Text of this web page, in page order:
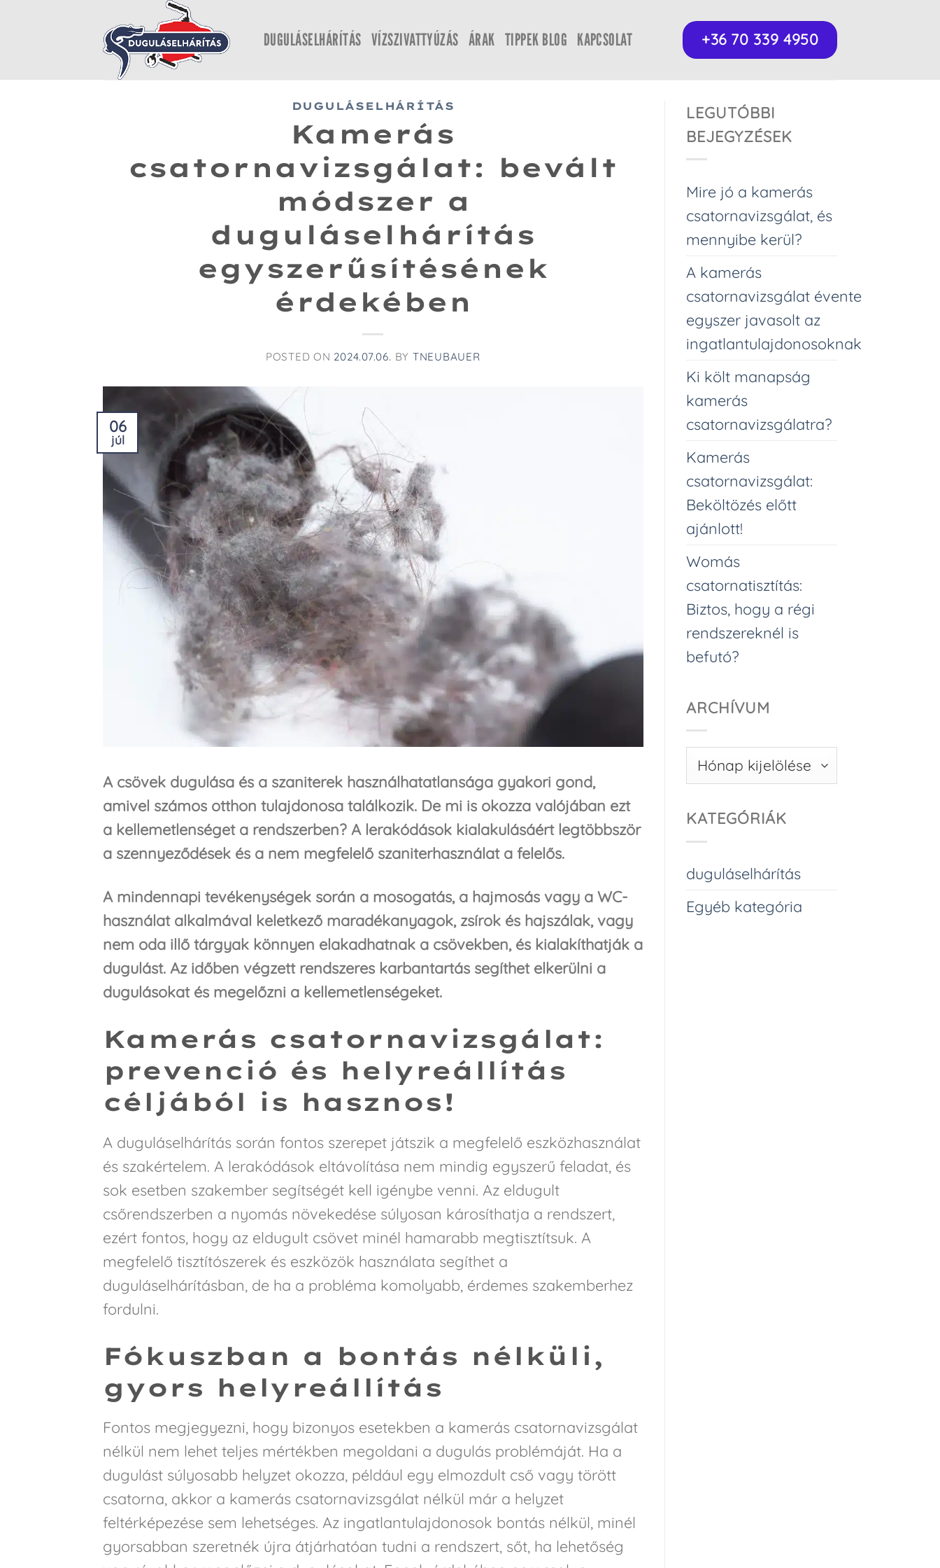
DUGULÁSELHÁRÍTÁS VÍZSZIVATTYÚZÁS ÁRAK TIPPEK BLOG KAPCSOLAT +36 70 339 4950
DUGULÁSELHÁRÍTÁS
Kamerás
csatornavizsgálat: bevált
módszer a
duguláselhárítás
egyszerűsítésének
érdekében
POSTED ON 2024.07.06. BY TNEUBAUER
06
júl
A csövek dugulása és a szaniterek használhatatlansága gyakori gond,
amivel számos otthon tulajdonosa találkozik. De mi is okozza valójában ezt
a kellemetlenséget a rendszerben? A lerakódások kialakulásáért legtöbbször
a szennyeződések és a nem megfelelő szaniterhasználat a felelős.
A mindennapi tevékenységek során a mosogatás, a hajmosás vagy a WC-
használat alkalmával keletkező maradékanyagok, zsírok és hajszálak, vagy
nem oda illő tárgyak könnyen elakadhatnak a csövekben, és kialakíthatják a
dugulást. Az időben végzett rendszeres karbantartás segíthet elkerülni a
dugulásokat és megelőzni a kellemetlenségeket.
Kamerás csatornavizsgálat:
prevenció és helyreállítás
céljából is hasznos!
A duguláselhárítás során fontos szerepet játszik a megfelelő eszközhasználat
és szakértelem. A lerakódások eltávolítása nem mindig egyszerű feladat, és
sok esetben szakember segítségét kell igénybe venni. Az eldugult
csőrendszerben a nyomás növekedése súlyosan károsíthatja a rendszert,
ezért fontos, hogy az eldugult csövet minél hamarabb megtisztítsuk. A
megfelelő tisztítószerek és eszközök használata segíthet a
duguláselhárításban, de ha a probléma komolyabb, érdemes szakemberhez
fordulni.
Fókuszban a bontás nélküli,
gyors helyreállítás
Fontos megjegyezni, hogy bizonyos esetekben a kamerás csatornavizsgálat
nélkül nem lehet teljes mértékben megoldani a dugulás problémáját. Ha a
dugulást súlyosabb helyzet okozza, például egy elmozdult cső vagy törött
csatorna, akkor a kamerás csatornavizsgálat nélkül már a helyzet
feltérképezése sem lehetséges. Az ingatlantulajdonosok bontás nélkül, minél
gyorsabban szeretnék újra átjárhatóan tudni a rendszert, sőt, ha lehetőség
LEGUTÓBBI
BEJEGYZÉSEK
Mire jó a kamerás
csatornavizsgálat, és
mennyibe kerül?
A kamerás
csatornavizsgálat évente
egyszer javasolt az
ingatlantulajdonosoknak
Ki költ manapság
kamerás
csatornavizsgálatra?
Kamerás
csatornavizsgálat:
Beköltözés előtt
ajánlott!
Womás
csatornatisztítás:
Biztos, hogy a régi
rendszereknél is
befutó?
ARCHÍVUM
Archívum
KATEGÓRIÁK
duguláselhárítás
Egyéb kategória